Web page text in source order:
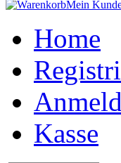
Mein
Home
Kasse